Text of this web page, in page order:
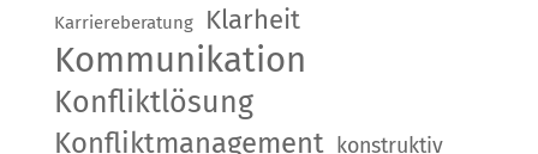
Karriereberatung
Klarheit
Kommunikation
Konfliktlösung
Konfliktmanagement konstruktiv